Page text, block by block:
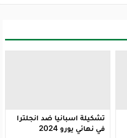
تشكيلة اسبانيا ضد انجلترا
في نهائي يورو 2024